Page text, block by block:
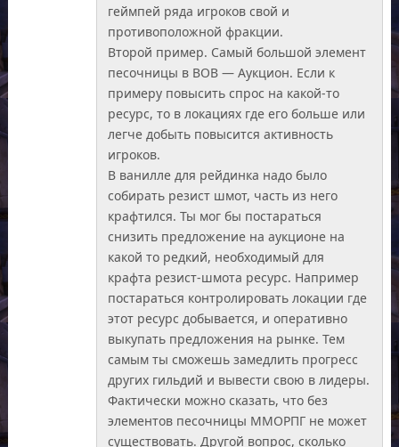
геймпей ряда игроков свой и
противоположной фракции.
Второй пример. Самый большой элемент
песочницы в ВОВ — Аукцион. Если к
примеру повысить спрос на какой-то
ресурс, то в локациях где его больше или
легче добыть повысится активность
игроков.
В ванилле для рейдинка надо было
собирать резист шмот, часть из него
крафтился. Ты мог бы постараться
снизить предложение на аукционе на
какой то редкий, необходимый для
крафта резист-шмота ресурс. Например
постараться контролировать локации где
этот ресурс добывается, и оперативно
выкупать предложения на рынке. Тем
самым ты сможешь замедлить прогресс
других гильдий и вывести свою в лидеры.
Фактически можно сказать, что без
элементов песочницы ММОРПГ не может
существовать. Другой вопрос, сколько